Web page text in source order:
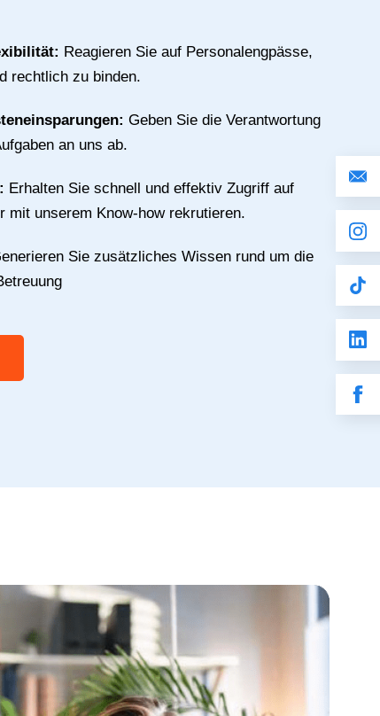
Reagieren Sie auf Personalengpässe,
rechtlich zu binden.
Geben Sie die Verantwortung
an uns ab.
Erhalten Sie schnell und effektiv Zugriff auf
mit unserem Know-how rekrutieren.
Sie zusätzliches Wissen rund um die